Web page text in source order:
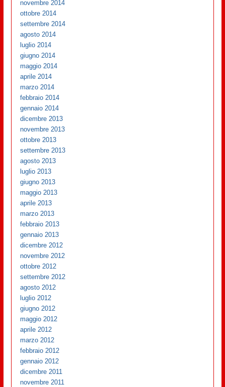
novembre 2014
ottobre 2014
settembre 2014
agosto 2014
luglio 2014
giugno 2014
maggio 2014
aprile 2014
marzo 2014
febbraio 2014
gennaio 2014
dicembre 2013
novembre 2013
ottobre 2013
settembre 2013
agosto 2013
luglio 2013
giugno 2013
maggio 2013
aprile 2013
marzo 2013
febbraio 2013
gennaio 2013
dicembre 2012
novembre 2012
ottobre 2012
settembre 2012
agosto 2012
luglio 2012
giugno 2012
maggio 2012
aprile 2012
marzo 2012
febbraio 2012
gennaio 2012
dicembre 2011
novembre 2011